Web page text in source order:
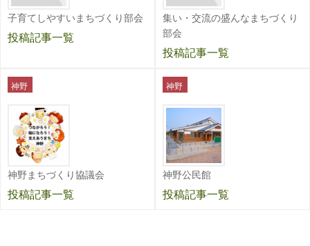
子育てしやすいまちづくり部会
投稿記事一覧
集い・交流の盛んなまちづくり
部会
投稿記事一覧
神野
神野まちづくり協議会
投稿記事一覧
神野
神野公民館
投稿記事一覧